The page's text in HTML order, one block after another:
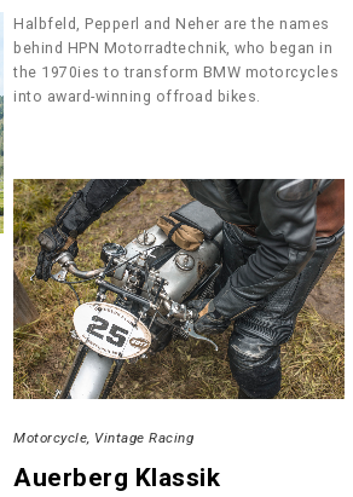
Halbfeld, Pepperl and Neher are the names
behind HPN Motorradtechnik, who began in
the 1970ies to transform BMW motorcycles
into award-winning offroad bikes.
Motorcycle Vintage Racing
Auerberg Klassik